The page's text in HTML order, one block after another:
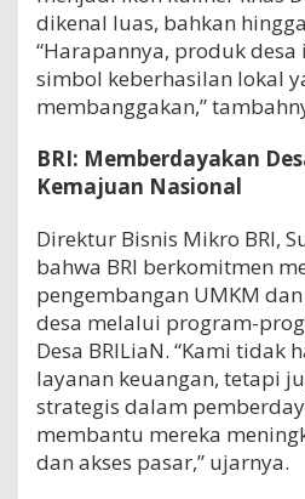
dikenal luas, bahkan
“Harapannya, produk
simbol keberhasilan lokal
membanggakan,”
BRI: Memberdayakan
Kemajuan Nasional
Direktur Bisnis Mikro BRI,
bahwa BRI berkomitmen
pengembangan UMKM
desa melalui program-
Desa BRILiaN. “Kami tidak
layanan keuangan, tetapi
strategis dalam
membantu mereka
dan akses pasar,” ujarnya.